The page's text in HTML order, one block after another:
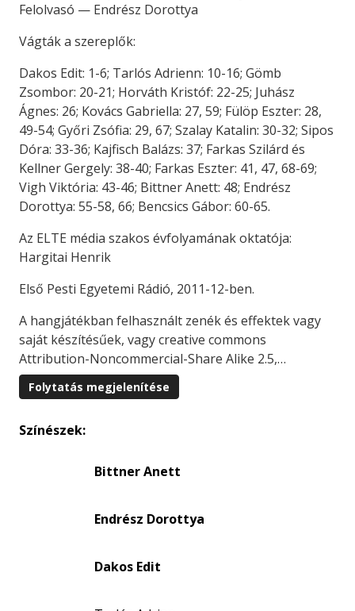
Felolvasó — Endrész Dorottya
Vágták a szereplők:
Dakos Edit: 1-6; Tarlós Adrienn: 10-16; Gömb
Zsombor: 20-21; Horváth Kristóf: 22-25; Juhász
Ágnes: 26; Kovács Gabriella: 27, 59; Fülöp Eszter: 28,
49-54; Győri Zsófia: 29, 67; Szalay Katalin: 30-32; Sipos
Dóra: 33-36; Kajfisch Balázs: 37; Farkas Szilárd és
Kellner Gergely: 38-40; Farkas Eszter: 41, 47, 68-69;
Vigh Viktória: 43-46; Bittner Anett: 48; Endrész
Dorottya: 55-58, 66; Bencsics Gábor: 60-65.
Az ELTE média szakos évfolyamának oktatója:
Hargitai Henrik
Első Pesti Egyetemi Rádió, 2011-12-ben.
A hangjátékban felhasznált zenék és effektek vagy
saját készítésűek, vagy creative commons
Attribution-Noncommercial-Share Alike 2.5,…
Folytatás megjelenítése
Színészek:
Bittner Anett
Endrész Dorottya
Dakos Edit